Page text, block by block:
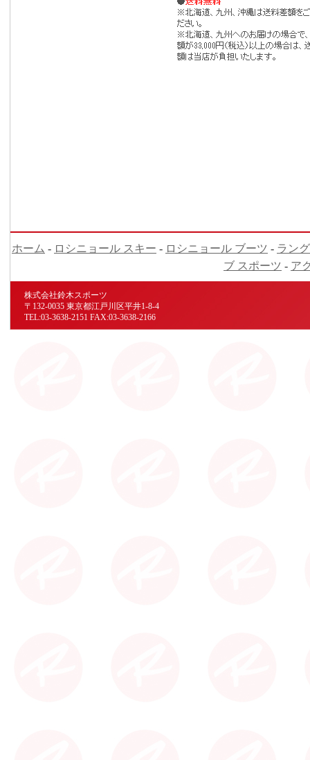
ホーム - ロシニョール スキー - ロシニョール ブーツ - ラン
ブ スポーツ - ア
株式会社鈴木スポーツ
〒132-0035 東京都江戸川区平井1-8-4
TEL:03-3638-2151 FAX:03-3638-2166